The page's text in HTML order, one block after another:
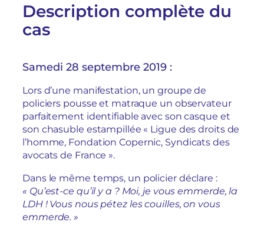
Description complète du
cas
Samedi 28 septembre 2019 :
Lors d’une manifestation, un groupe de
policiers pousse et matraque un observateur
parfaitement identifiable avec son casque et
son chasuble estampillée « Ligue des droits de
l’homme, Fondation Copernic, Syndicats des
avocats de France ».
Dans le même temps, un policier déclare :
« Qu’est-ce qu’il y a ? Moi, je vous emmerde, la
LDH ! Vous nous pétez les couilles, on vous
emmerde. »